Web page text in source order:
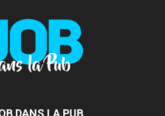
DANS LA PUB